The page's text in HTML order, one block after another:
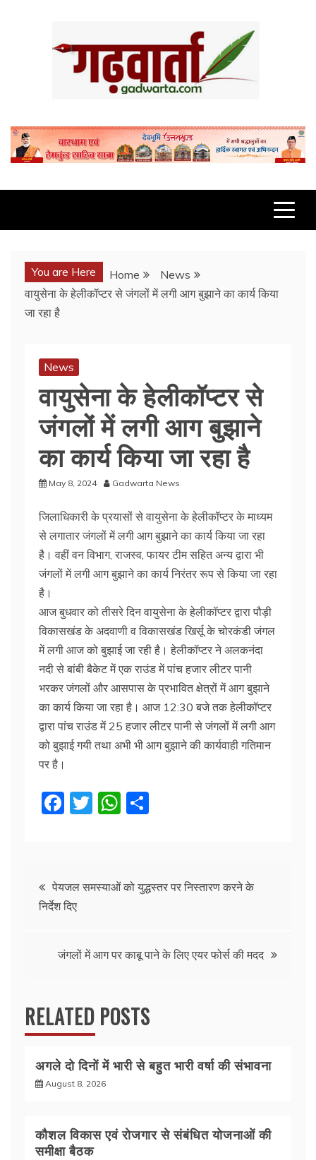
You are Here Home
News
वायुसेना के हेलीकॉप्टर से जंगलों में लगी आग बुझाने का कार्य किया
जा रहा है
News
वायुसेना के हेलीकॉप्टर से
जंगलों में लगी आग बुझाने
का कार्य किया जा रहा है
May 8, 2024 Gadwarta News
जिलाधिकारी के प्रयासों से वायुसेना के हेलीकॉप्टर के माध्यम
से लगातार जंगलों में लगी आग बुझाने का कार्य किया जा रहा
है। वहीं वन विभाग, राजस्व, फायर टीम सहित अन्य द्वारा भी
जंगलों में लगी आग बुझाने का कार्य निरंतर रूप से किया जा रहा
है।
आज बुधवार को तीसरे दिन वायुसेना के हेलीकॉप्टर द्वारा पौड़ी
विकासखंड के अदवाणी व विकासखंड खिर्सू के चोरकंडी जंगल
में लगी आज को बुझाई जा रही है। हेलीकॉप्टर ने अलकनंदा
नदी से बांबी बैकेट में एक राउंड में पांच हजार लीटर पानी
भरकर जंगलों और आसपास के प्रभावित क्षेत्रों में आग बुझाने
का कार्य किया जा रहा है। आज 12:30 बजे तक हेलीकॉप्टर
द्वारा पांच राउंड में 25 हजार लीटर पानी से जंगलों में लगी आग
को बुझाई गयी तथा अभी भी आग बुझाने की कार्यवाही गतिमान
पर है।
F
b
o
k
T
W
A
Post
navigation
पेयजल समस्याओं को युद्धस्तर पर निस्तारण करने के
निर्देश दिए
जंगलों में आग पर काबू पाने के लिए एयर फोर्स की मदद
RELATED POSTS
अगले दो दिनों में भारी से बहुत भारी वर्षा की संभावना
August 8, 2026
कौशल विकास एवं रोजगार से संबंधित योजनाओं की
समीक्षा बैठक